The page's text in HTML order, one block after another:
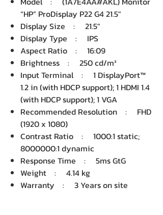
“HP” ProDisplay P22 G4 21.5″
Display Size : 21.5″
Display Type : IPS
Aspect Ratio : 16:09
Brightness : 250 cd/m²
Input Terminal : 1 DisplayPort™
1.2 in (with HDCP support); 1 HDMI 1.4
(with HDCP support); 1 VGA
Recommended Resolution : FHD
(1920 x 1080)
Contrast Ratio : 1000:1 static;
8000000:1 dynamic
Response Time : 5ms GtG
Weight : 4.14 kg
Warranty : 3 Years on site